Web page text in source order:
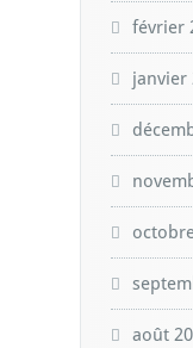
février
janvier
août